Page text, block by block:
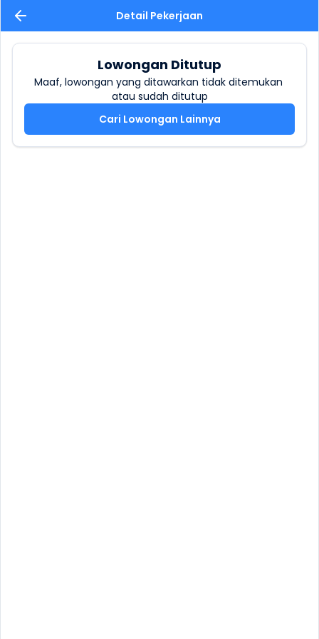
Detail Pekerjaan
Lowongan Ditutup
Maaf, lowongan yang ditawarkan tidak ditemukan
atau sudah ditutup
Cari Lowongan Lainnya